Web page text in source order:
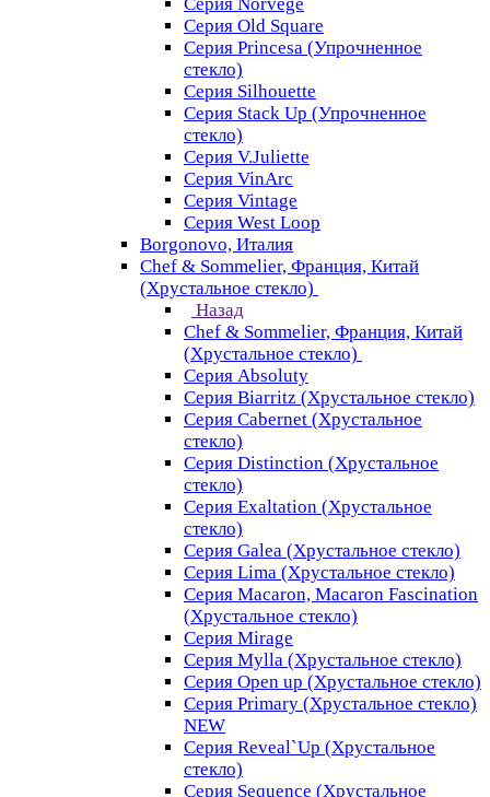
Серия Old Square
Серия Princesa (Упрочненное
стекло)
Серия Silhouette
Серия Stack Up (Упрочненное
стекло)
Серия V.Juliette
Серия VinArc
Серия Vintage
Серия West Loop
Borgonovo, Италия
Chef & Sommelier, Франция, Китай
(Хрустальное стекло)
Назад
Chef & Sommelier, Франция, Китай
(Хрустальное стекло)
Серия Absoluty
Серия Biarritz (Хрустальное стекло)
Серия Cabernet (Хрустальное
стекло)
Серия Distinction (Хрустальное
стекло)
Серия Exaltation (Хрустальное
стекло)
Серия Galea (Хрустальное стекло)
Серия Lima (Хрустальное стекло)
Серия Macaron, Macaron Fascination
(Хрустальное стекло)
Серия Mirage
Серия Mylla (Хрустальное стекло)
Серия Open up (Хрустальное стекло)
Серия Primary (Хрустальное стекло)
NEW
Серия Reveal`Up (Хрустальное
стекло)
Серия Sequence (Хрустальное